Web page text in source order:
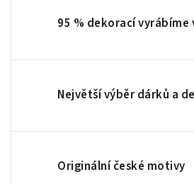
95 % dekorací vyrábíme
Největší výběr dárků a
Originální české motivy